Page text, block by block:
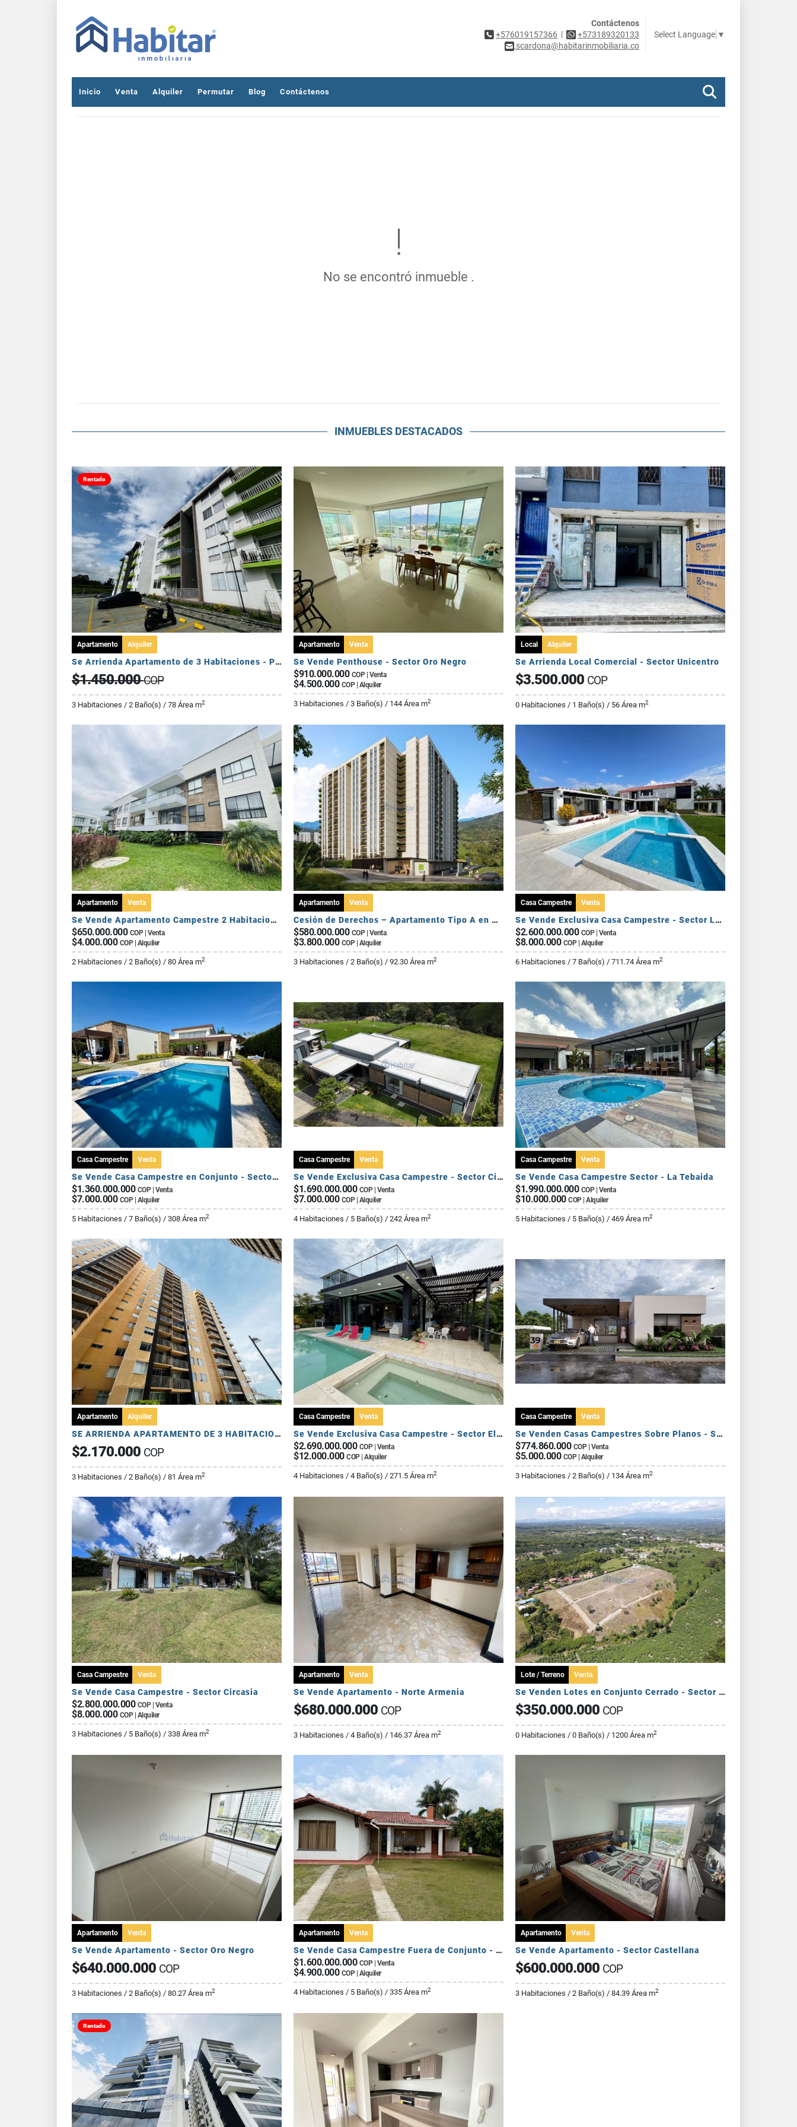
Contáctenos
+576019157366 |
+573189320133
scardona@habitarinmobiliaria.co
Select Language ▼
Inicio Venta Alquiler Permutar Blog Contáctenos
No se encontró inmueble .
INMUEBLES DESTACADOS
Rentado
Apartamento Alquiler
Se Arrienda Apartamento de 3 Habitaciones - Puerto Espejo
$1.450.000COP
3 Habitaciones / 2 Baño(s) / 78 Área m2
Apartamento Venta
Se Vende Penthouse - Sector Oro Negro
$910.000.000 COP | Venta
$4.500.000 COP | Alquiler
3 Habitaciones / 3 Baño(s) / 144 Área m2
Local Alquiler
Se Arrienda Local Comercial - Sector Unicentro
$3.500.000 COP
0 Habitaciones / 1 Baño(s) / 56 Área m2
Apartamento Venta
Se Vende Apartamento Campestre 2 Habitaciones - Via Al Caimo
$650.000.000 COP | Venta
$4.000.000 COP | Alquiler
2 Habitaciones / 2 Baño(s) / 80 Área m2
Apartamento Venta
Cesión de Derechos – Apartamento Tipo A en Seroa | Avenida Centenario
$580.000.000 COP | Venta
$3.800.000 COP | Alquiler
3 Habitaciones / 2 Baño(s) / 92.30 Área m2
Casa Campestre Venta
Se Vende Exclusiva Casa Campestre - Sector La Tebaida
$2.600.000.000 COP | Venta
$8.000.000 COP | Alquiler
6 Habitaciones / 7 Baño(s) / 711.74 Área m2
Casa Campestre Venta
Se Vende Casa Campestre en Conjunto - Sector El Caimo
$1.360.000.000 COP | Venta
$7.000.000 COP | Alquiler
5 Habitaciones / 7 Baño(s) / 308 Área m2
Casa Campestre Venta
Se Vende Exclusiva Casa Campestre - Sector Circasia
$1.690.000.000 COP | Venta
$7.000.000 COP | Alquiler
4 Habitaciones / 5 Baño(s) / 242 Área m2
Casa Campestre Venta
Se Vende Casa Campestre Sector - La Tebaida
$1.990.000.000 COP | Venta
$10.000.000 COP | Alquiler
5 Habitaciones / 5 Baño(s) / 469 Área m2
Apartamento Alquiler
SE ARRIENDA APARTAMENTO DE 3 HABITACIONES - AV 19 NORTE
$2.170.000 COP
3 Habitaciones / 2 Baño(s) / 81 Área m2
Casa Campestre Venta
Se Vende Exclusiva Casa Campestre - Sector El Caimo
$2.690.000.000 COP | Venta
$12.000.000 COP | Alquiler
4 Habitaciones / 4 Baño(s) / 271.5 Área m2
Casa Campestre Venta
Se Venden Casas Campestres Sobre Planos - Sector Circasia
$774.860.000 COP | Venta
$5.000.000 COP | Alquiler
3 Habitaciones / 2 Baño(s) / 134 Área m2
Casa Campestre Venta
Se Vende Casa Campestre - Sector Circasia
$2.800.000.000 COP | Venta
$8.000.000 COP | Alquiler
3 Habitaciones / 5 Baño(s) / 338 Área m2
Apartamento Venta
Se Vende Apartamento - Norte Armenia
$680.000.000 COP
3 Habitaciones / 4 Baño(s) / 146.37 Área m2
Lote / Terreno Venta
Se Venden Lotes en Conjunto Cerrado - Sector Pueblo Tapado
$350.000.000 COP
0 Habitaciones / 0 Baño(s) / 1200 Área m2
Apartamento Venta
Se Vende Apartamento - Sector Oro Negro
$640.000.000 COP
3 Habitaciones / 2 Baño(s) / 80.27 Área m2
Apartamento Venta
Se Vende Casa Campestre Fuera de Conjunto - Sector Av Centenario
$1.600.000.000 COP | Venta
$4.900.000 COP | Alquiler
4 Habitaciones / 5 Baño(s) / 335 Área m2
Apartamento Venta
Se Vende Apartamento - Sector Castellana
$600.000.000 COP
3 Habitaciones / 2 Baño(s) / 84.39 Área m2
Rentado